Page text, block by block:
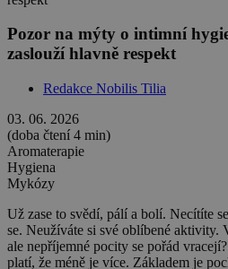
Pozor na mýty o intimní
zaslouží hlavně respekt
Redakce Nobilis Tilia
03. 06. 2026
(doba čtení 4 min)
Aromaterapie
Hygiena
Mykózy
Už zase to svědí, pálí a bolí. Necítíte
se. Neužíváte si své oblíbené aktivity.
ale nepříjemné pocity se pořád
platí, že méně je více. Základem je